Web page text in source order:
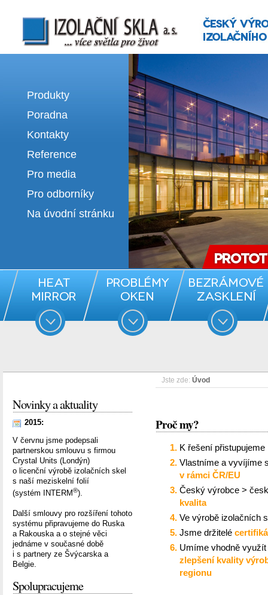
Izolační skla | výroba izolačních sklel
Produkty
Poradna
Kontakty
Reference
Pro media
Pro odborníky
Na úvodní stránku
Jste zde: Úvod
Proč my?
K řešení přistupujeme
Vlastníme a vyvíjíme
v rámci ČR/EU
Český výrobce >
kvalita
Ve výrobě izolačních
Jsme držitelé
Umíme vhodně
zlepšení kvality
regionu
Novinky a aktuality
2015:
V červnu jsme podepsali
partnerskou smlouvu s firmou
Crystal Units (Londýn)
o licenční výrobě izolačních skel
s naší meziskelní folií
(systém INTERM®).
Další smlouvy pro rozšíření tohoto
systému připravujeme do Ruska
a Rakouska a o stejné věci
jednáme v současné době
i s partnery ze Švýcarska a
Belgie.
Spolupracujeme